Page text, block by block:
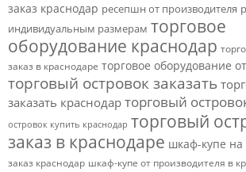
заказ краснодар ресепшн от производителя
индивидуальным размерам торговое
оборудование краснодар
заказ в краснодаре торговое оборудование
торговый островок заказать
заказать краснодар торговый
островок купить краснодар торговый
заказ в краснодаре шкаф-купе на
заказ краснодар шкаф-купе от производителя в